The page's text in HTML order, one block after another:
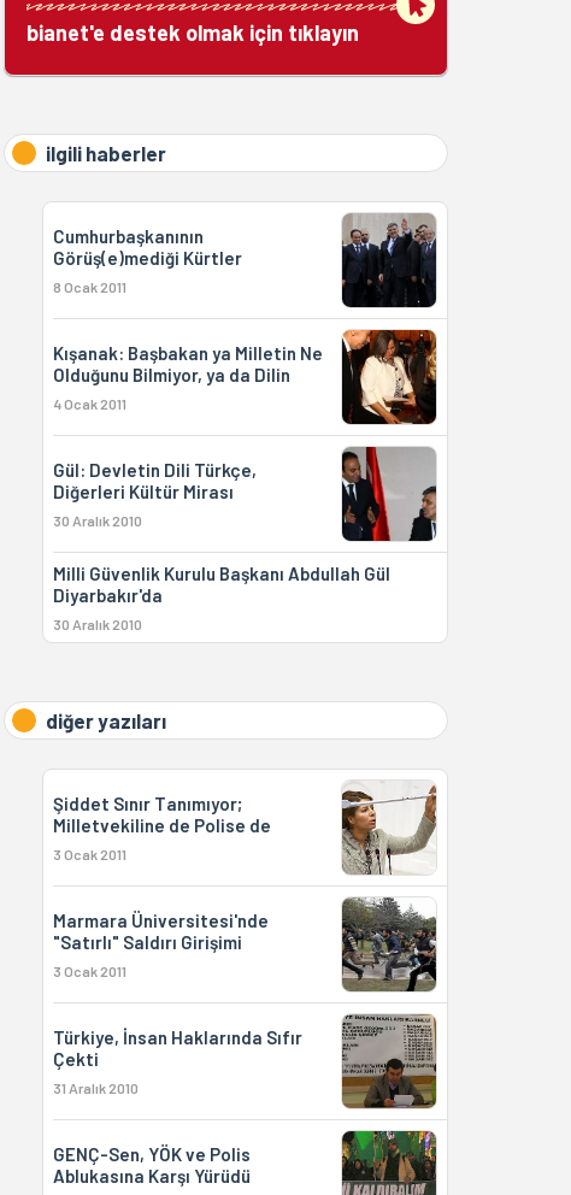
bianet'e destek olmak için tıklayın
ilgili haberler
Cumhurbaşkanının
Görüş(e)mediği Kürtler
8 Ocak 2011
Kışanak: Başbakan ya Milletin Ne
Olduğunu Bilmiyor, ya da Dilin
4 Ocak 2011
Gül: Devletin Dili Türkçe,
Diğerleri Kültür Mirası
30 Aralık 2010
Milli Güvenlik Kurulu Başkanı Abdullah Gül
Diyarbakır'da
30 Aralık 2010
diğer yazıları
Şiddet Sınır Tanımıyor;
Milletvekiline de Polise de
3 Ocak 2011
Marmara Üniversitesi'nde
"Satırlı" Saldırı Girişimi
3 Ocak 2011
Türkiye, İnsan Haklarında Sıfır
Çekti
31 Aralık 2010
GENÇ-Sen, YÖK ve Polis
Ablukasına Karşı Yürüdü